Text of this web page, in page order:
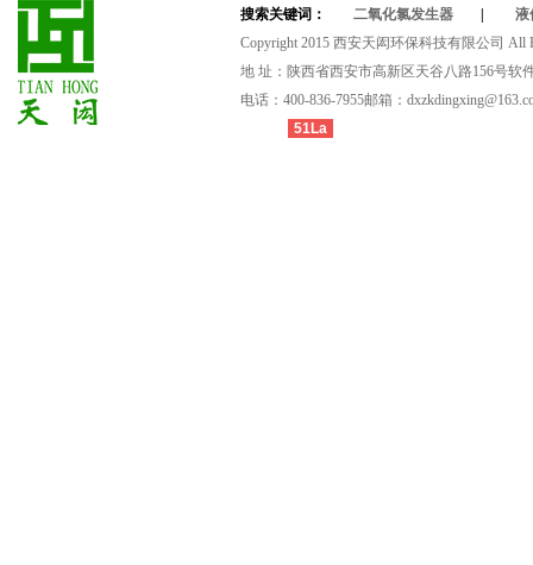
搜索关键词： 二氧化氯发生器
液
Copyright2015西安天闳环保科技有限公司
地址：陕西省西安市高新区天谷八路156号软
电话：400-836-7955邮箱：
51La